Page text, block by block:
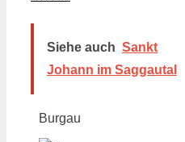
Siehe auch Sankt
Johann im Saggautal
Burgau